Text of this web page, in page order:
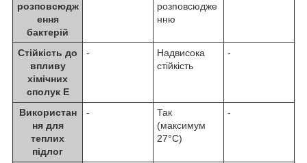
розповсюдж
ення
бактерій
розповсюдже
нню
Стійкість до
впливу
хімічних
сполук E
-
Надвисока
стійкість
-
Використан
ня для
теплих
підлог
-
Так
(максимум
27°C)
-